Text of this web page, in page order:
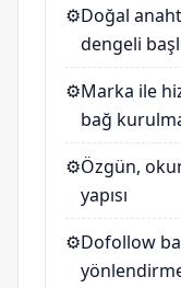
⚙️Doğal
dengeli
⚙️Marka ile
bağ
⚙️Özgün,
yapısı
⚙️Dofollow